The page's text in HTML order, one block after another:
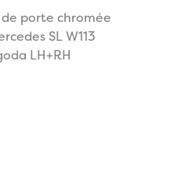
porte chromée
SL W113
LH+RH